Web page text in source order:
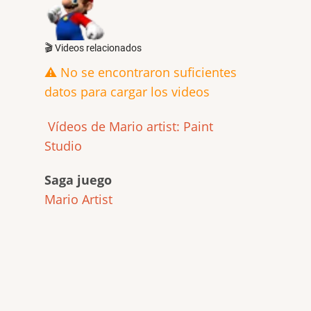
🎬 Videos relacionados
⚠️ No se encontraron suficientes
datos para cargar los videos
Vídeos de Mario artist: Paint
Studio
Saga juego
Mario Artist